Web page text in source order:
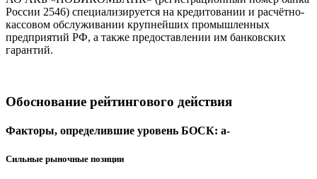
России 2546) специализируется на кредитовании и расчётно-
кассовом обслуживании крупнейших промышленных
предприятий РФ, а также предоставлении им банковских
гарантий.
Обоснование рейтингового действия
Факторы, определившие уровень БОСК: a-
Сильные рыночные позиции